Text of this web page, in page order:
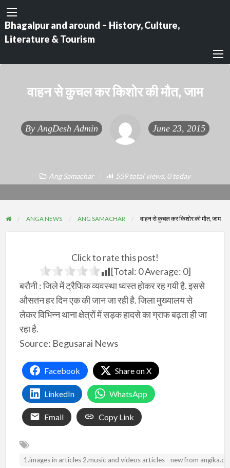
Bhagalpur and around – History, Culture,
Literature & Tourism
वाहन से कुचल कर किशोर की मौत, जाम
By AngDesh Admin June 23, 2015
Ang Samachar 559 total views, 0 today
ANGA NEWS ANG SAMACHAR वाहन से कुचल कर किशोर की मौत, जाम
Click to rate this post!
[Total: 0Average: 0]
बरौनी : जिले में ट्रैफिक व्यवस्था ध्वस्त होकर रह गयी है. इससे
औसतन हर दिन एक की जान जा रही है. जिला मुख्यालय से
लेकर विभिन्न थाना क्षेत्रों में सड़क हादसे का ग्राफ बढ़ता ही जा
रहा है.
Source: Begusarai News
Facebook Share on X
LinkedIn WhatsApp
Email Copy Link
1.images in articles 2.music and videos articles - new from